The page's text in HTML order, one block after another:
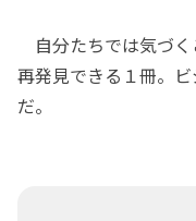
自分たちでは気づ
再発見できる１冊。
だ。